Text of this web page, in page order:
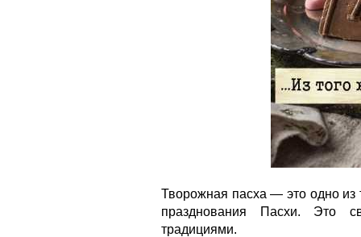
Творожная пасха — это одно из
празднования Пасхи. Это
традициями.